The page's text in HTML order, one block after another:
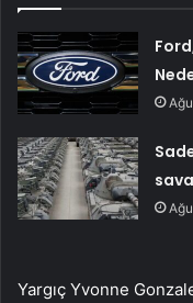
Yargıç Yvonne